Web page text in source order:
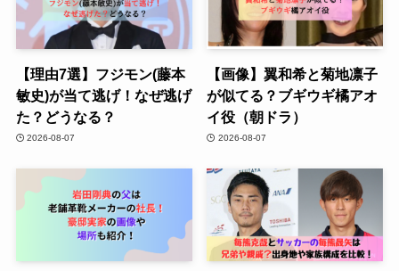
【理由7選】フジモン(藤本
敏史)が当て逃げ！なぜ逃げ
た？どうなる？
2026-08-07
【画像】翼和希と菊地凛子
が似てる？ブギウギ橘アオ
イ役（朝ドラ）
2026-08-07